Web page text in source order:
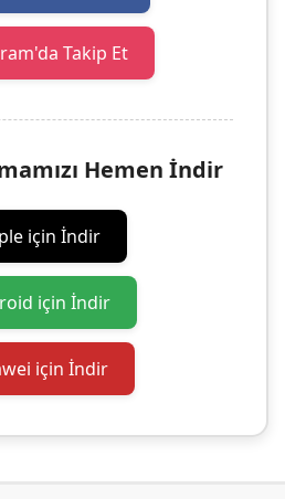
Takip Et
Hemen İndir
için İndir
için İndir
için İndir